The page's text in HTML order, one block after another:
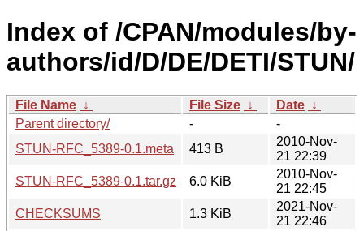
Index of /CPAN/modules/by-
authors/id/D/DE/DETI/STUN/
File Name ↓ File Size ↓ Date ↓
Parent directory/
-
-
STUN-RFC_5389-0.1.meta
413 B
2010-Nov-
21 22:39
STUN-RFC_5389-0.1.tar.gz
6.0 KiB
2010-Nov-
21 22:45
CHECKSUMS
1.3 KiB
2021-Nov-
21 22:46